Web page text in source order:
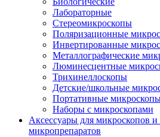
Лабораторные
Стереомикроскопы
Поляризационные
Инвертированные
Металлографические
Люминесцентные
Трихинеллоскопы
Детские/школьные
Портативные
Наборы с микроскопами
Аксессуары для микроскопов
микропрепаратов